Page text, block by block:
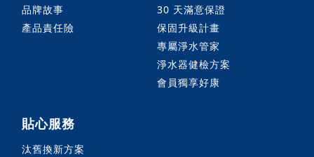
品牌故事
產品責任險
30 天滿意保證
保固升級計畫
專屬淨水管家
淨水器健檢方案
會員獨享好康
貼心服務
汰舊換新方案